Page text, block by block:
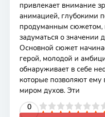
привлекает внимание
анимацией, глубокими
продуманным сюжетом,
задуматься о
Основной сюжет
герой, молодой и
обнаруживает в себе
которые позволяют ему
миром духов. Эти
0
4 5 6 7 8 9 10